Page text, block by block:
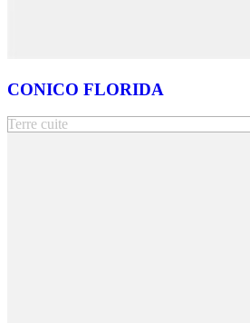
CONICO FLORIDA
Terre cuite